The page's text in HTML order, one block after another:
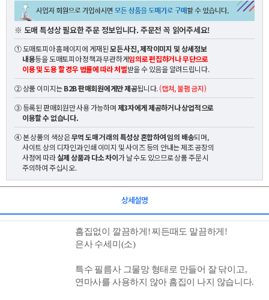
※ 도매 특성상 필요한 주문 정보입니다. 주문전 꼭 읽어주세요!
① 도매토피아 홈페이지에 게재된모든 사진, 제작이미지 및 상세정보
내용등을 도매토피아 정책과 무관하게임의로 편집하거나 무단으로
이용 및 도용 할 경우 법률에 따라 처벌받을 수 있음을 알려드립니다.
② 상품 이미지는B2B 판매회원에게만 제공됩니다.(캡쳐, 불펌 금지)
③ 등록된 판매회원만 사용 가능하며제3자에게 제공하거나 상업적으로
이용할 수 없습니다.
④ 본 상품의 색상은무역 도매 거래의 특성상 혼합하여 임의 배송되며,
사이트 상의 디자인과 인쇄 이미지 및 사이즈 등의 안내는 제조 공장의
사정에 따라실제 상품과 다소 차이가 날 수도 있으므로 상품 주문 시
주의하여 주십시오.
상세설명
흠집없이 깔끔하게!찌든때도 말끔하게!
은사 수세미(소)
특수 필름사 그물망 형태로 만들어 잘 닦이고,
연마사를 사용하지 않아 흠집이 나지 않습니다.